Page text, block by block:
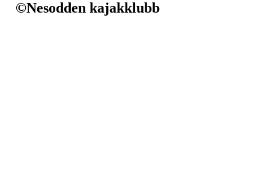
©Nesodden kajakklubb